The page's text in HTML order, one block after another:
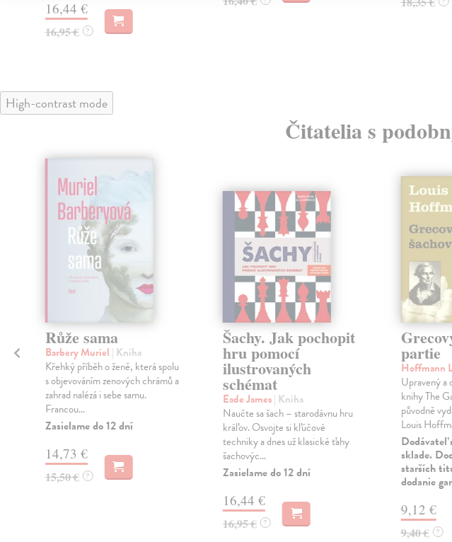
16,44 €
16,95 € ?
High-contrast mode
Čitatelia s
Růže sama
Barbery Muriel | Kniha
Křehký příběh o ženě, která spolu
s objevováním zenových chrámů a
zahrad nalézá i sebe samu.
Francou...
Zasielame do 12 dní
14,73 €
15,50 € ?
Šachy. Jak pochopit
hru pomocí
ilustrovaných
schémat
Eade James| Kniha
Naučte sa šach – starodávnu hru
kráľov. Osvojte si kľúčové
techniky a dnes už klasické ťahy
šachovýc...
Zasielame do 12 dní
16,44 €
16,95 € ?
partie
Hoffmann
Upravený a
knihy The
původně
Louis
Dodávateľ
sklade.
starších
dodanie
9,12 €
9,40 € ?